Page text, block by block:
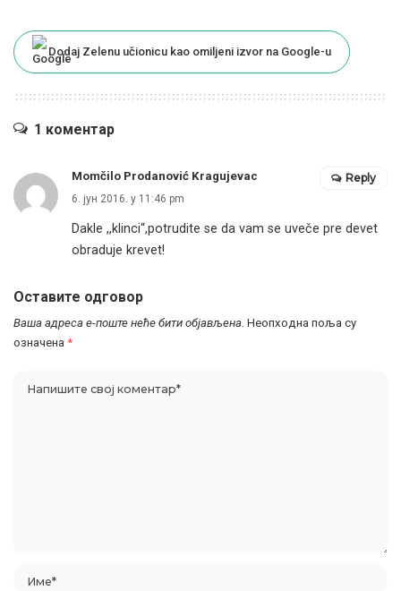
Dodaj Zelenu učionicu kao omiljeni izvor na Google-u
1 коментар
Momčilo Prodanović Kragujevac
6. јун 2016. у 11:46 pm
Dakle ,,klinci“,potrudite se da vam se uveče pre devet
obraduje krevet!
Reply
Оставите одговор
Ваша адреса е-поште неће бити објављена. Неопходна поља су
означена *